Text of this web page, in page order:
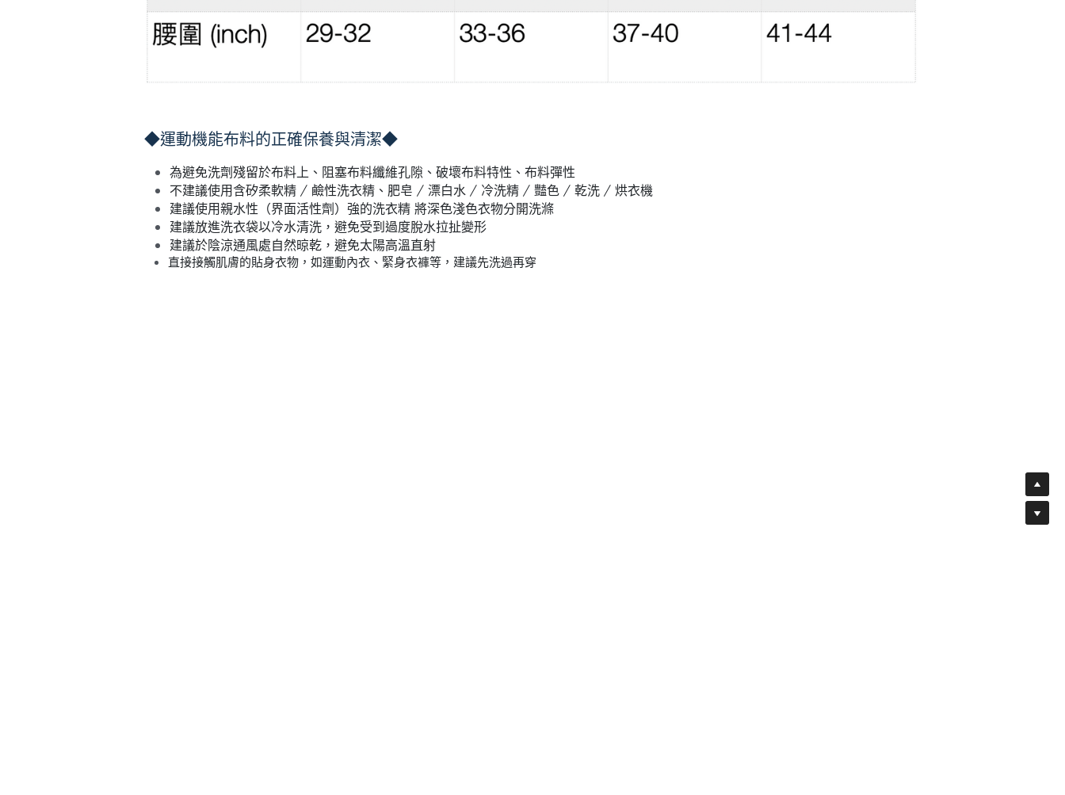
◆運動機能布料的正確保養與清潔◆
為避免洗劑殘留於布料上、阻塞布料纖維孔隙、破壞布料特性、布料彈性
不建議使用含矽柔軟精 / 鹼性洗衣精、肥皂 / 漂白水 / 冷洗精 / 豔色 / 乾洗 / 烘衣機
建議使用親水性（界面活性劑）強的洗衣精 將深色淺色衣物分開洗滌
建議放進洗衣袋以冷水清洗，避免受到過度脫水拉扯變形
建議於陰涼通風處自然晾乾，避免太陽高溫直射
直接接觸肌膚的貼身衣物，如運動內衣、緊身衣褲等，建議先洗過再穿